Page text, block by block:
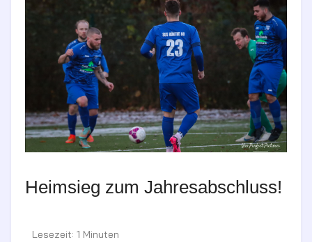
Heimsieg zum Jahresabschluss!
Lesezeit: 1 Minuten